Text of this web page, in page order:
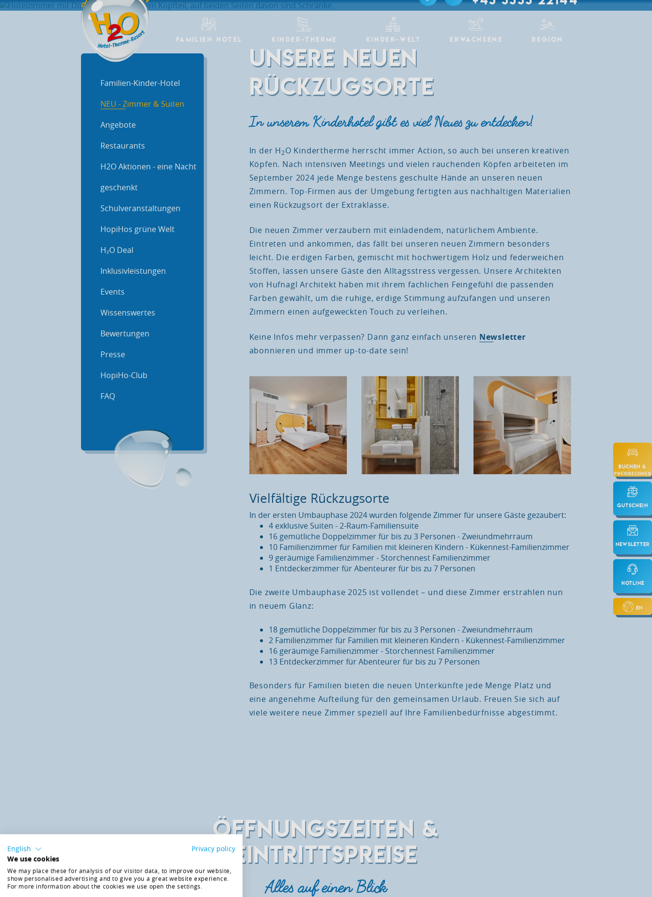
Familien-Kinder-Hotel
NEU - Zimmer & Suiten
Angebote
Restaurants
H2O Aktionen - eine Nacht
geschenkt
Schulveranstaltungen
HopiHos grüne Welt
H₂O Deal
Inklusivleistungen
Events
Wissenswertes
Bewertungen
Presse
HopiHo-Club
FAQ
UNSERE NEUEN
RÜCKZUGSORTE
In unserem Kinderhotel gibt es viel Neues zu entdecken!
In der H2O Kindertherme herrscht immer Action, so auch bei unseren kreativen
Köpfen. Nach intensiven Meetings und vielen rauchenden Köpfen arbeiteten im
September 2024 jede Menge bestens geschulte Hände an unseren neuen
Zimmern. Top-Firmen aus der Umgebung fertigten aus nachhaltigen Materialien
einen Rückzugsort der Extraklasse.
Die neuen Zimmer verzaubern mit einladendem, natürlichem Ambiente.
Eintreten und ankommen, das fällt bei unseren neuen Zimmern besonders
leicht. Die erdigen Farben, gemischt mit hochwertigem Holz und federweichen
Stoffen, lassen unsere Gäste den Alltagsstress vergessen. Unsere Architekten
von Hufnagl Architekt haben mit ihrem fachlichen Feingefühl die passenden
Farben gewählt, um die ruhige, erdige Stimmung aufzufangen und unseren
Zimmern einen aufgeweckten Touch zu verleihen.
Keine Infos mehr verpassen? Dann ganz einfach unseren Newsletter
abonnieren und immer up-to-date sein!
Vielfältige Rückzugsorte
In der ersten Umbauphase 2024 wurden folgende Zimmer für unsere Gäste gezaubert:
4 exklusive Suiten - 2-Raum-Familiensuite
16 gemütliche Doppelzimmer für bis zu 3 Personen - Zweiundmehrraum
10 Familienzimmer für Familien mit kleineren Kindern - Kükennest-Familienzimmer
9 geräumige Familienzimmer - Storchennest Familienzimmer
1 Entdeckerzimmer für Abenteurer für bis zu 7 Personen
Die zweite Umbauphase 2025 ist vollendet – und diese Zimmer erstrahlen nun
in neuem Glanz:
18 gemütliche Doppelzimmer für bis zu 3 Personen - Zweiundmehrraum
2 Familienzimmer für Familien mit kleineren Kindern - Kükennest-Familienzimmer
16 geräumige Familienzimmer - Storchennest Familienzimmer
13 Entdeckerzimmer für Abenteurer für bis zu 7 Personen
Besonders für Familien bieten die neuen Unterkünfte jede Menge Platz und
eine angenehme Aufteilung für den gemeinsamen Urlaub. Freuen Sie sich auf
viele weitere neue Zimmer speziell auf Ihre Familienbedürfnisse abgestimmt.
ÖFFNUNGSZEITEN &
EINTRITTSPREISE
Alles auf einen Blick
FAMILIEN HOTEL KINDER-THERME KINDER-WELT ERWACHSENE REGION
Buchen &
Preisrechner
Gutschein
Newsletter
Hotline
EN
English Privacy policy
We use cookies
We may place these for analysis of our visitor data, to improve our website,
show personalised advertising and to give you a great website experience.
For more information about the cookies we use open the settings.